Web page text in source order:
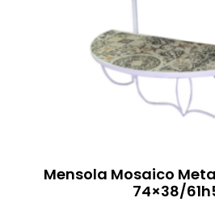
Mensola Mosaico
74×38/